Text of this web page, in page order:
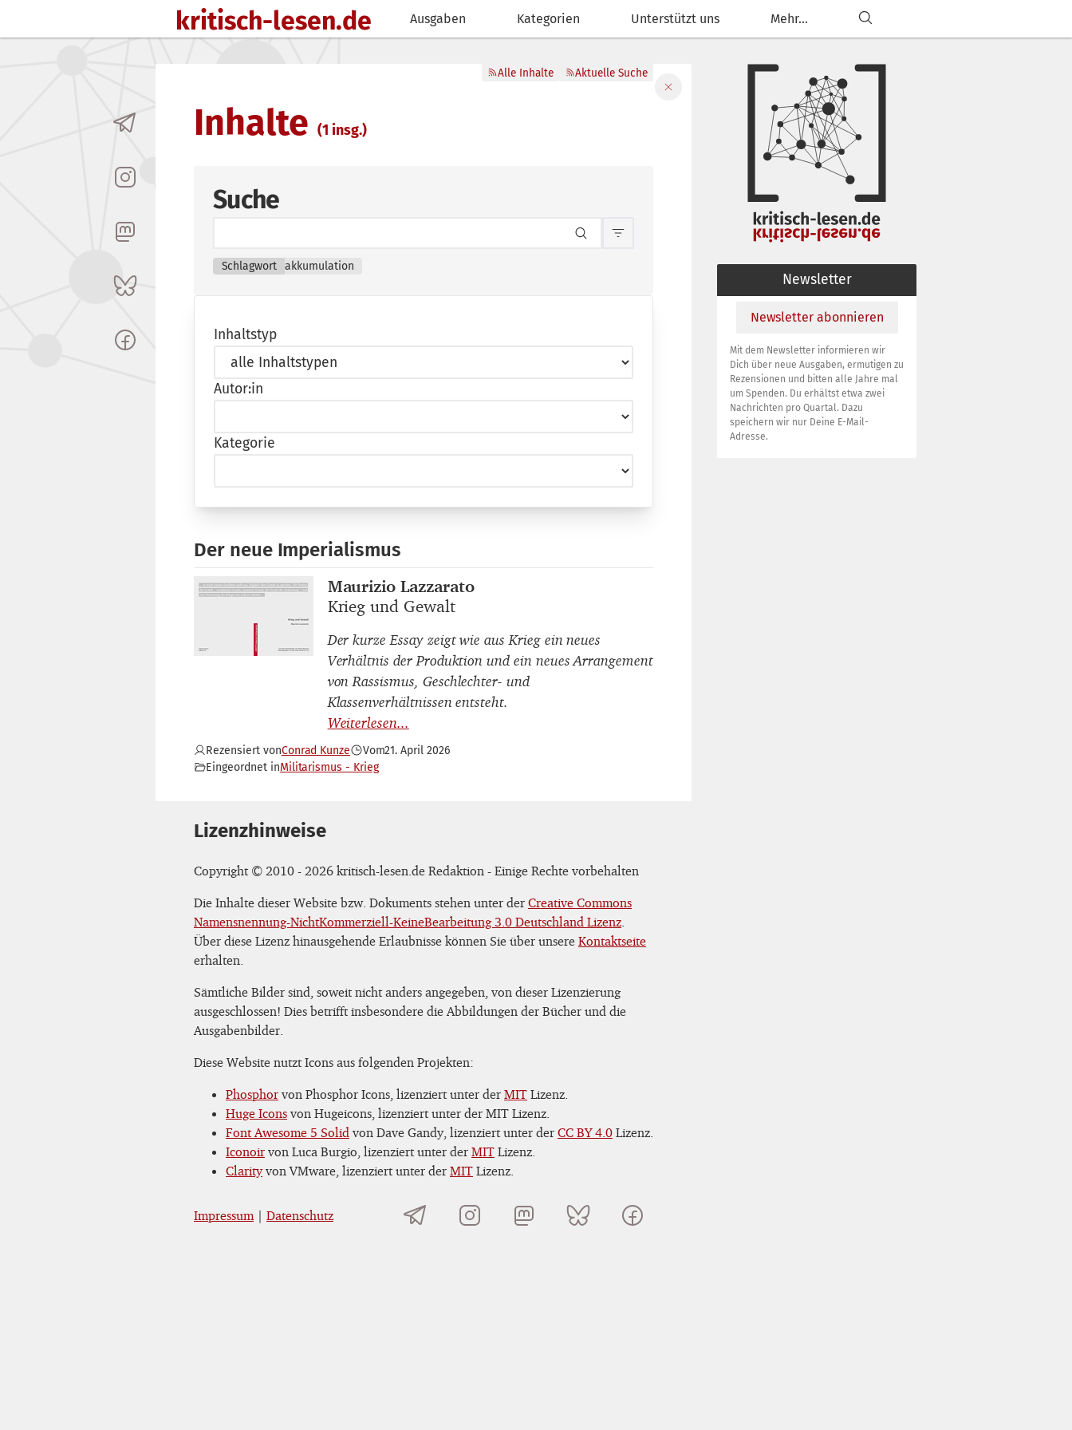
kritisch-lesen.de Ausgaben Kategorien Unterstützt uns Mehr...
Inhalte (1 insg.)
Alle Inhalte Aktuelle Suche
Suche
Inhaltsfilterung anpassen
Schlagwort akkumulation
Filter schließen
Inhaltstyp
Autor:in
Kategorie
Der neue Imperialismus
Buchautor_innen
Maurizio Lazzarato
Buchtitel
Krieg und Gewalt
Der kurze Essay zeigt wie aus Krieg ein neues
Verhältnis der Produktion und ein neues Arrangement
von Rassismus, Geschlechter- und
Klassenverhältnissen entsteht.
Rezensiert vonConrad Kunze Vom21. April 2026
Eingeordnet inMilitarismus - Krieg
Lizenzhinweise
Copyright © 2010 - 2026 kritisch-lesen.de Redaktion - Einige Rechte vorbehalten
Die Inhalte dieser Website bzw. Dokuments stehen unter der Creative Commons
Namensnennung-NichtKommerziell-KeineBearbeitung 3.0 Deutschland Lizenz.
Über diese Lizenz hinausgehende Erlaubnisse können Sie über unsere Kontaktseite
erhalten.
Sämtliche Bilder sind, soweit nicht anders angegeben, von dieser Lizenzierung
ausgeschlossen! Dies betrifft insbesondere die Abbildungen der Bücher und die
Ausgabenbilder.
Diese Website nutzt Icons aus folgenden Projekten:
Phosphor von Phosphor Icons, lizenziert unter der MIT Lizenz.
Huge Icons von Hugeicons, lizenziert unter der MIT Lizenz.
Font Awesome 5 Solid von Dave Gandy, lizenziert unter der CC BY 4.0 Lizenz.
Iconoir von Luca Burgio, lizenziert unter der MIT Lizenz.
Clarityvon VMware, lizenziert unter der MIT Lizenz.
Impressum| Datenschutz
Newsletter
Newsletter abonnieren
Mit dem Newsletter informieren wir
Dich über neue Ausgaben, ermutigen zu
Rezensionen und bitten alle Jahre mal
um Spenden. Du erhältst etwa zwei
Nachrichten pro Quartal. Dazu
speichern wir nur Deine E-Mail-
Adresse.